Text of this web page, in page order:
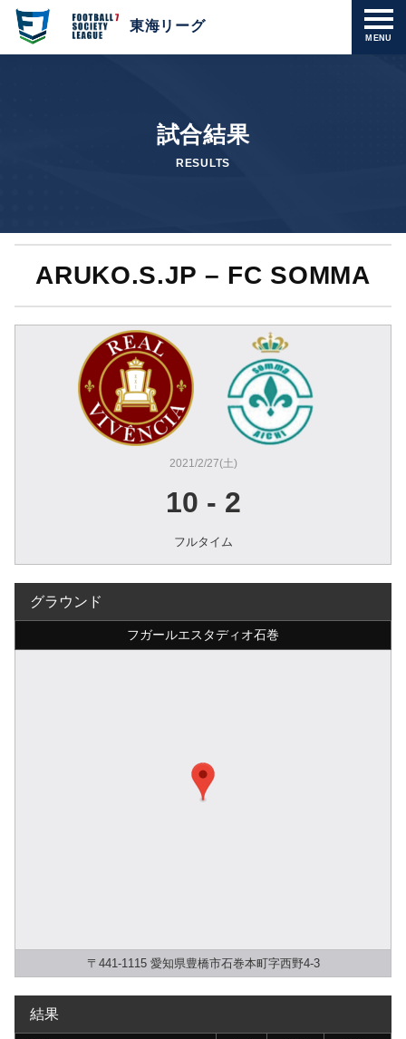
MENU
東海リーグ
試合結果
RESULTS
ARUKO.S.JP – FC SOMMA
2021/2/27(土)
10 - 2
フルタイム
グラウンド
フガールエスタディオ石巻
〒441-1115 愛知県豊橋市石巻本町字西野4-3
結果